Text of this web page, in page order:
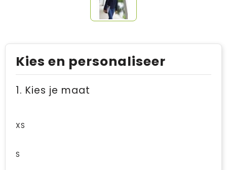
Kies en personaliseer
1. Kies je maat
XS
S